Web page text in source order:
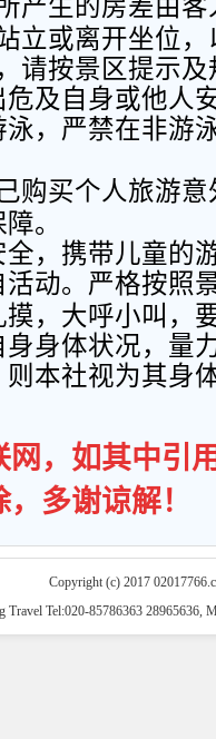
产生的房差由客
立或离开坐位
请按景区提示
及自身或他人
，严禁在非游
购买个人旅游
。
，携带儿童的
动。严格按照
，大呼小叫，
身体状况，量
本社视为其身
，如其中引
多谢谅解！
Copyright (c) 2017
Travel Tel:020-85786363 28965636,